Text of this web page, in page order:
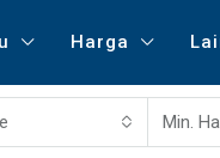
Harga
Min.